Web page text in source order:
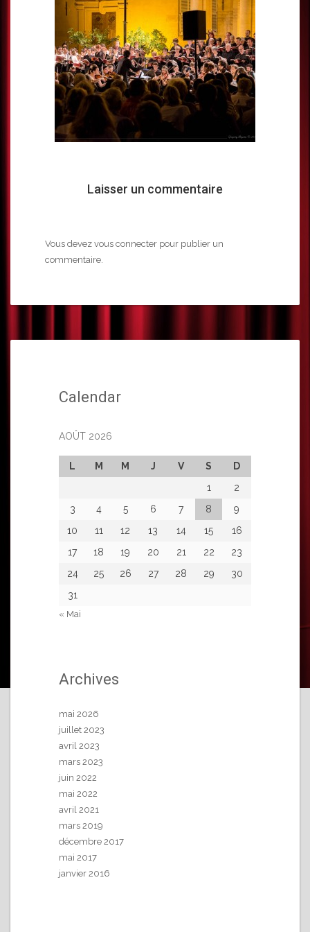
Laisser un commentaire
Vous devez vous connecter pour publier un
commentaire.
Calendar
AOÛT 2026
L M M J V S
D
1
2
3
4 5 6 7 8
9
10
11 12 13 14 15
16
17
18 19 20 21 22
23
24
25 26 27 28 29
30
31
« Mai
Archives
mai 2026
juillet 2023
avril 2023
mars 2023
juin 2022
mai 2022
avril 2021
mars 2019
décembre 2017
mai 2017
janvier 2016